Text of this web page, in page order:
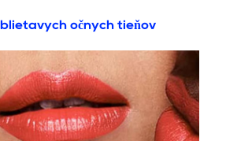
očných tieňov